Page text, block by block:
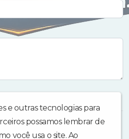
e outras tecnologias para
possamos lembrar de
você usa o site. Ao